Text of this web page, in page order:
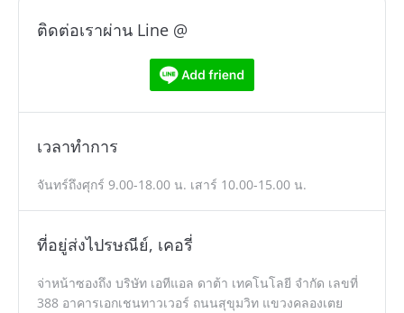
ติดต่อเราผ่าน Line @
เวลาทำการ
จันทร์ถึงศุกร์ 9.00-18.00 น. เสาร์ 10.00-15.00 น.
ที่อยู่ส่งไปรษณีย์, เคอรี่
จ่าหน้าซองถึง บริษัท เอทีแอล ดาต้า เทคโนโลยี จำกัด เลขที่
388 อาคารเอกเชนทาวเวอร์ ถนนสุขุมวิท แขวงคลองเตย